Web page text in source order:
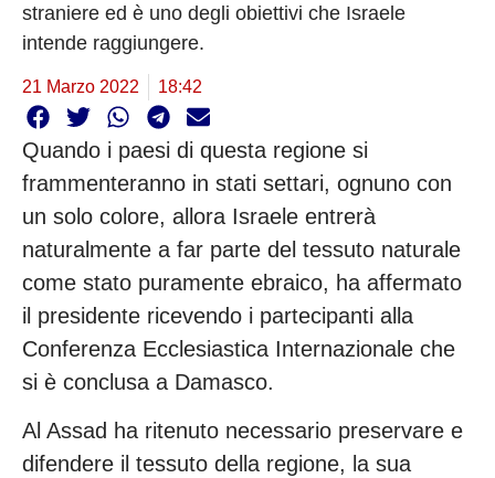
straniere ed è uno degli obiettivi che Israele
intende raggiungere.
21 Marzo 2022 18:42
Quando i paesi di questa regione si
frammenteranno in stati settari, ognuno con
un solo colore, allora Israele entrerà
naturalmente a far parte del tessuto naturale
come stato puramente ebraico, ha affermato
il presidente ricevendo i partecipanti alla
Conferenza Ecclesiastica Internazionale che
si è conclusa a Damasco.
Al Assad ha ritenuto necessario preservare e
difendere il tessuto della regione, la sua